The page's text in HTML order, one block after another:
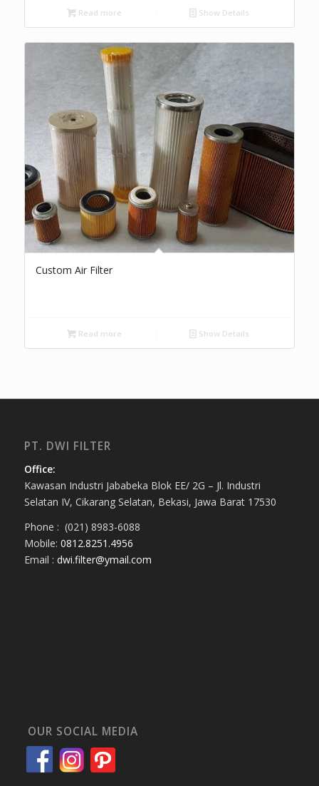
Read more Show Details
Custom Air Filter
Read more Show Details
PT. DWI FILTER
Office:
Kawasan Industri Jababeka Blok EE/ 2G – Jl. Industri
Selatan IV, Cikarang Selatan, Bekasi, Jawa Barat 17530
Phone : (021) 8983-6088
Mobile: 0812.8251.4956
Email : dwi.filter@ymail.com
OUR SOCIAL MEDIA